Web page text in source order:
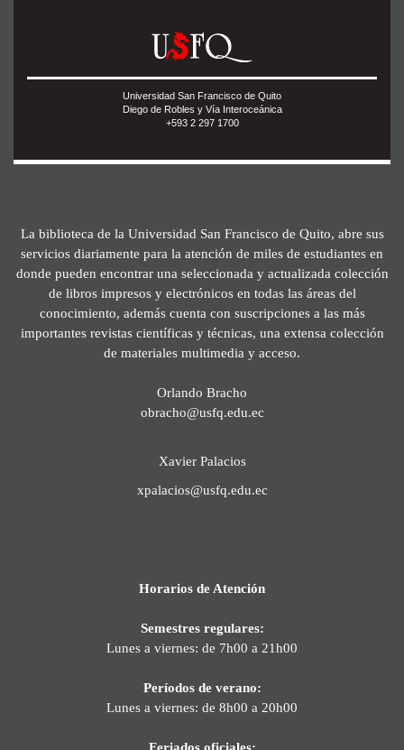
Universidad San Francisco de Quito
Diego de Robles y Vía Interoceánica
+593 2 297 1700
La biblioteca de la Universidad San Francisco de Quito, abre sus
servicios diariamente para la atención de miles de estudiantes en
donde pueden encontrar una seleccionada y actualizada colección
de libros impresos y electrónicos en todas las áreas del
conocimiento, además cuenta con suscripciones a las más
importantes revistas científicas y técnicas, una extensa colección
de materiales multimedia y acceso.
Orlando Bracho
obracho@usfq.edu.ec
Xavier Palacios
xpalacios@usfq.edu.ec
Horarios de Atención
Semestres regulares:
Lunes a viernes: de 7h00 a 21h00
Períodos de verano:
Lunes a viernes: de 8h00 a 20h00
Feriados oficiales: